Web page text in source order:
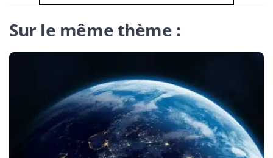
Sur le même thème :